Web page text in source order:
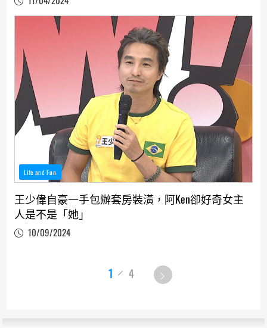
Life and Fun
王少偉自豪一手包辦套房裝潢，阿Ken卻好奇女主
人是不是「她」
10/09/2024
1 4